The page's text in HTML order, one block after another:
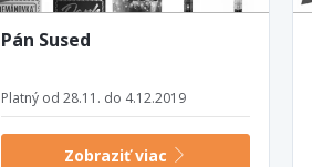
Pán Sused
Platný od 28.11. do 4.12.2019
Zobraziť viac